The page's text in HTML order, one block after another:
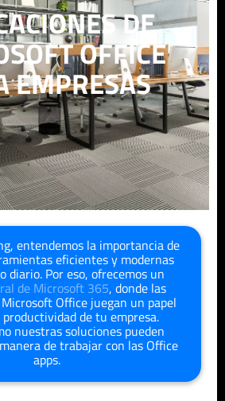
DE
OFFICE
EMPRESAS
entendemos la importancia de
eficientes y modernas
diario. Por eso, ofrecemos un
de Microsoft 365, donde las
Office juegan un papel
de tu empresa.
nuestras soluciones pueden
de trabajar con las Office
apps.